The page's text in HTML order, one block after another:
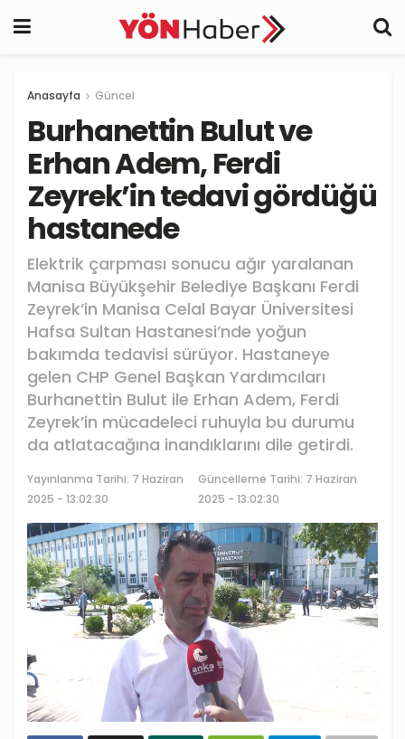
Anasayfa Güncel
Burhanettin Bulut ve
Erhan Adem, Ferdi
Zeyrek’in tedavi gördüğü
hastanede
Elektrik çarpması sonucu ağır yaralanan
Manisa Büyükşehir Belediye Başkanı Ferdi
Zeyrek’in Manisa Celal Bayar Üniversitesi
Hafsa Sultan Hastanesi’nde yoğun
bakımda tedavisi sürüyor. Hastaneye
gelen CHP Genel Başkan Yardımcıları
Burhanettin Bulut ile Erhan Adem, Ferdi
Zeyrek’in mücadeleci ruhuyla bu durumu
da atlatacağına inandıklarını dile getirdi.
Yayınlanma Tarihi: 7 Haziran
2025 - 13:02:30
Güncelleme Tarihi: 7 Haziran
2025 - 13:02:30